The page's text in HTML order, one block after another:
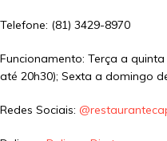
Telefone: (81) 3429-8970
Funcionamento: Terça a
até 20h30); Sexta a domingo
Redes Sociais: